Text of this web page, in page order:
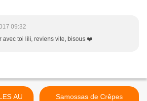
09:32
avec toi lili, reviens vite, bisous ❤️
Samossas de Crêpes